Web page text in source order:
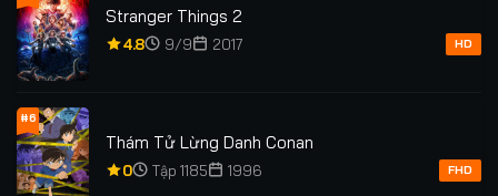
Stranger Things 2
4.8 9/9 2017 HD
#6
Thám Tử Lừng Danh Conan
0 Tập 1185 1996 FHD